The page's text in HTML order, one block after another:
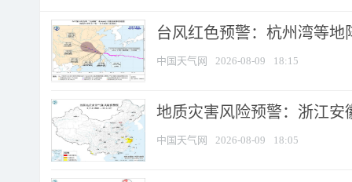
台风红色预警：杭州湾等地
中国天气网 2026-08-09 18:15
地质灾害风险预警：浙江安
中国天气网 2026-08-09 18:05